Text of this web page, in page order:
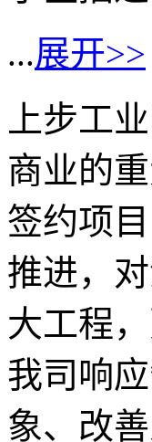
...展开>>
上步工
商业的
签约项
推进，
大工程
我司响
象、改